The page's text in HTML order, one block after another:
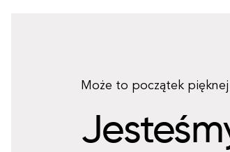
Może to początek pięknej